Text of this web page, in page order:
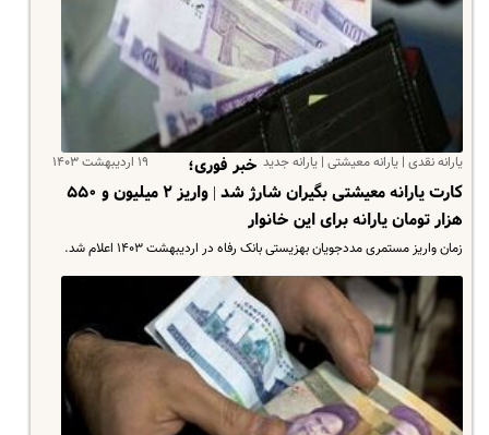
یارانه نقدی | یارانه معیشتی | یارانه جدید ۱۹ اردیبهشت ۱۴۰۳
خبر فوری؛
کارت یارانه معیشتی بگیران شارژ شد | واریز ۲ میلیون و ۵۵۰
هزار تومان یارانه برای این خانوار
زمان واریز مستمری مددجویان بهزیستی بانک رفاه در اردیبهشت ۱۴۰۳ اعلام شد.